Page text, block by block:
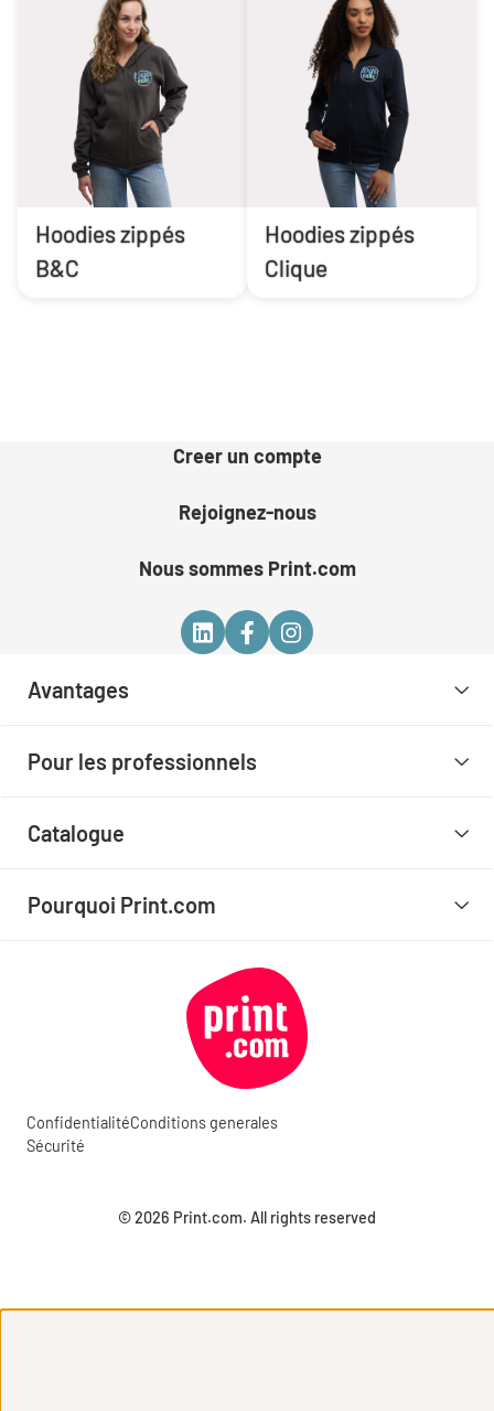
Hoodies zippés
B&C
Hoodies zippés
Clique
Creer un compte
Rejoignez-nous
Nous sommes Print.com
Avantages
Pour les professionnels
Catalogue
Pourquoi Print.com
© 2026 Print.com. All rights reserved
ConfidentialitéConditions generales
Sécurité